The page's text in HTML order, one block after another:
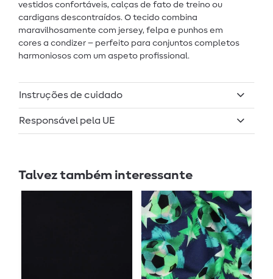
vestidos confortáveis, calças de fato de treino ou
cardigans descontraídos. O tecido combina
maravilhosamente com jersey, felpa e punhos em
cores a condizer – perfeito para conjuntos completos
harmoniosos com um aspeto profissional.
Instruções de cuidado
Responsável pela UE
Talvez também interessante